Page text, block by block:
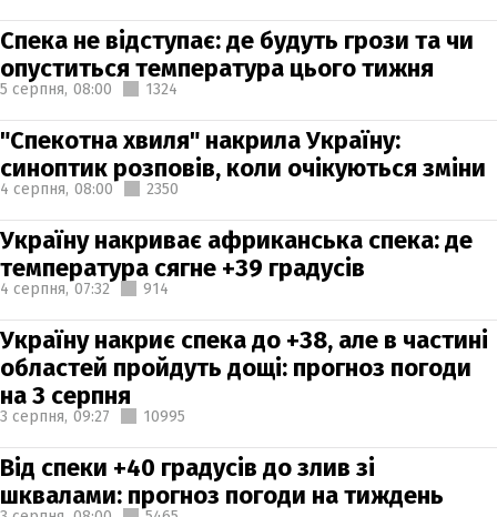
Спека не відступає: де будуть грози та чи
опуститься температура цього тижня
5 серпня, 08:00 1324
"Спекотна хвиля" накрила Україну:
синоптик розповів, коли очікуються зміни
4 серпня, 08:00 2350
Україну накриває африканська спека: де
температура сягне +39 градусів
4 серпня, 07:32 914
Україну накриє спека до +38, але в частині
областей пройдуть дощі: прогноз погоди
на 3 серпня
3 серпня, 09:27 10995
Від спеки +40 градусів до злив зі
шквалами: прогноз погоди на тиждень